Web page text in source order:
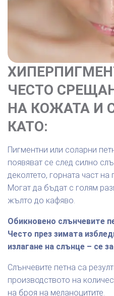
ЧЕСТО
НА КОЖАТА И
КАТО:
Пигментни или соларни
появяват се след силно
деколтето, горната част
Могат да бъдат с голям
жълто до кафяво.
Обикновено слънчевите
Често през зимата
излагане на слънце – се
Слънчевите петна са
производството на
на броя на меланоцитите.